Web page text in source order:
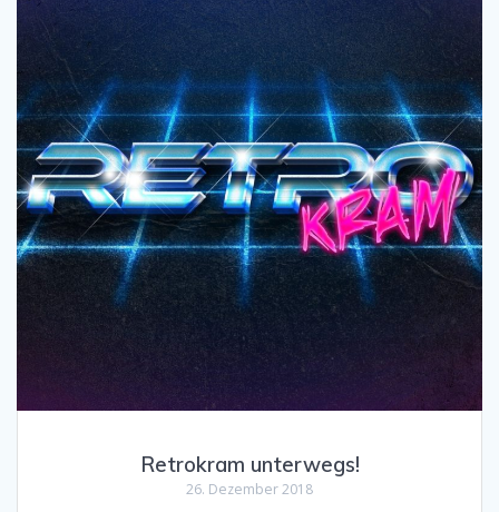
Retrokram unterwegs!
26. Dezember 2018